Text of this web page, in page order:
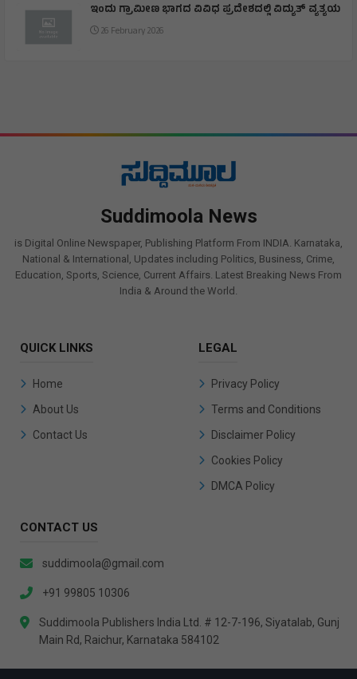
ಇಂದು ಗ್ರಾಮೀಣ ಭಾಗದ ವಿವಿಧ ಪ್ರದೇಶದಲ್ಲಿ ವಿದ್ಯುತ್ ವ್ಯತ್ಯಯ
26 February 2026
Suddimoola News
is Digital Online Newspaper, Publishing Platform From INDIA. Karnataka,
National & International, Updates including Politics, Business, Crime,
Education, Sports, Science, Current Affairs. Latest Breaking News From
India & Around the World.
QUICK LINKS
Home
About Us
Contact Us
LEGAL
Privacy Policy
Terms and Conditions
Disclaimer Policy
Cookies Policy
DMCA Policy
CONTACT US
suddimoola@gmail.com
+91 99805 10306
Suddimoola Publishers India Ltd. # 12-7-196, Siyatalab, Gunj
Main Rd, Raichur, Karnataka 584102